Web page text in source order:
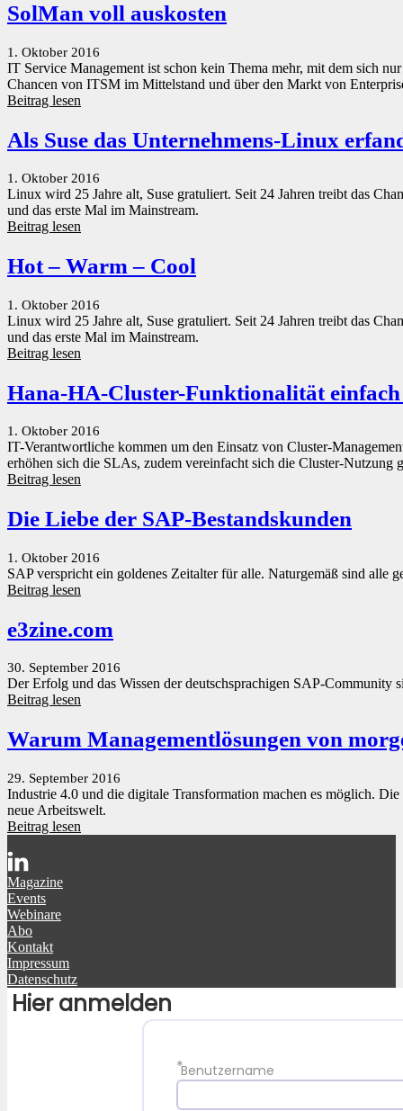
SolMan voll auskosten
1. Oktober 2016
IT Service Management ist schon kein Thema mehr, mit dem sich
Chancen von ITSM im Mittelstand und über den Markt von
Beitrag lesen
Als Suse das Unternehmens-Linux
1. Oktober 2016
Linux wird 25 Jahre alt, Suse gratuliert. Seit 24 Jahren treibt das
und das erste Mal im Mainstream.
Beitrag lesen
Hot – Warm – Cool
1. Oktober 2016
Linux wird 25 Jahre alt, Suse gratuliert. Seit 24 Jahren treibt das
und das erste Mal im Mainstream.
Beitrag lesen
Hana-HA-Cluster-Funktionalität einfach
1. Oktober 2016
IT-Verantwortliche kommen um den Einsatz von Cluster-
erhöhen sich die SLAs, zudem vereinfacht sich die Cluster-Nutzung
Beitrag lesen
Die Liebe der SAP-Bestandskunden
1. Oktober 2016
SAP verspricht ein goldenes Zeitalter für alle. Naturgemäß sind alle
Beitrag lesen
e3zine.com
30. September 2016
Der Erfolg und das Wissen der deutschsprachigen SAP-Community
Beitrag lesen
Warum Managementlösungen von
29. September 2016
Industrie 4.0 und die digitale Transformation machen es möglich.
neue Arbeitswelt.
Beitrag lesen
Magazine
Events
Webinare
Abo
Kontakt
Impressum
Datenschutz
Hier anmelden
*Benutzername